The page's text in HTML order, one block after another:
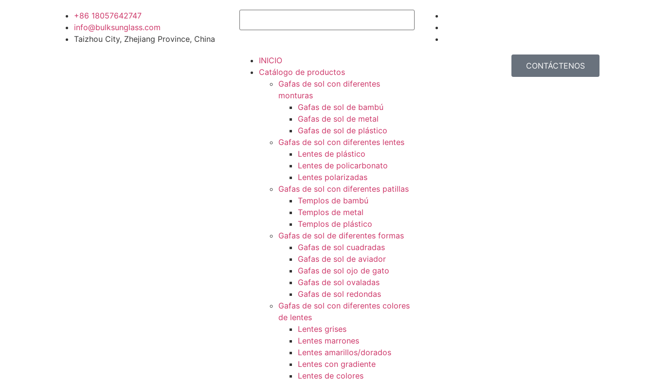
+86 18057642747
info@bulksunglass.com
Taizhou City, Zhejiang Province, China
INICIO
Catálogo de productos
Gafas de sol con diferentes
monturas
Gafas de sol de bambú
Gafas de sol de metal
Gafas de sol de plástico
Gafas de sol con diferentes lentes
Lentes de plástico
Lentes de policarbonato
Lentes polarizadas
Gafas de sol con diferentes patillas
Templos de bambú
Templos de metal
Templos de plástico
Gafas de sol de diferentes formas
Gafas de sol cuadradas
Gafas de sol de aviador
Gafas de sol ojo de gato
Gafas de sol ovaladas
Gafas de sol redondas
Gafas de sol con diferentes colores
de lentes
Lentes grises
Lentes marrones
Lentes amarillos/dorados
Lentes con gradiente
Lentes de colores
CONTÁCTENOS